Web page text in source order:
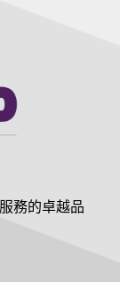
務的卓越品